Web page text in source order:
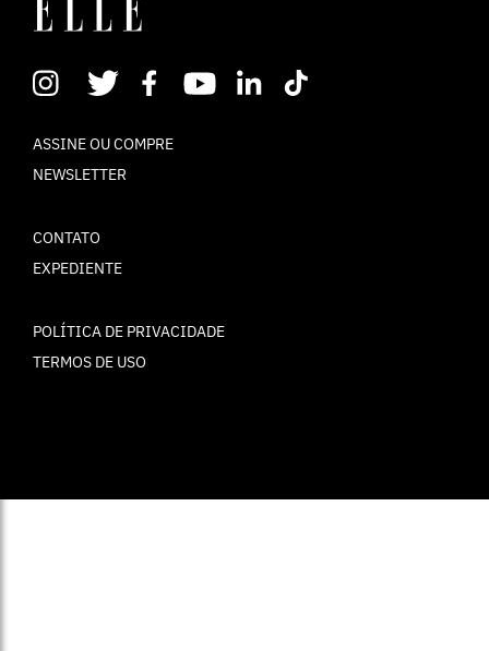
ASSINE OU COMPRE
NEWSLETTER
CONTATO
EXPEDIENTE
POLÍTICA DE PRIVACIDADE
TERMOS DE USO